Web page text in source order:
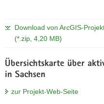
Download von ArcGIS-
(*.zip, 4,20 MB)
Übersichtskarte über
in Sachsen
zur Projekt-Web-Seite